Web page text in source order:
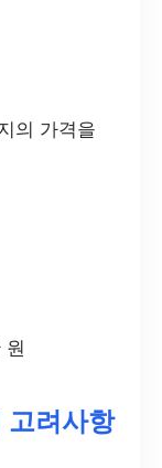
의 가격을
원
고려사항